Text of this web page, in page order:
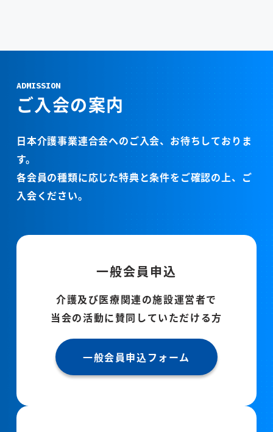
ADMISSION
ご入会の案内
日本介護事業連合会へのご入会、お待ちしておりま
す。
各会員の種類に応じた特典と条件をご確認の上、ご
入会ください。
一般会員申込
介護及び医療関連の施設運営者で
当会の活動に賛同していただける方
一般会員申込フォーム